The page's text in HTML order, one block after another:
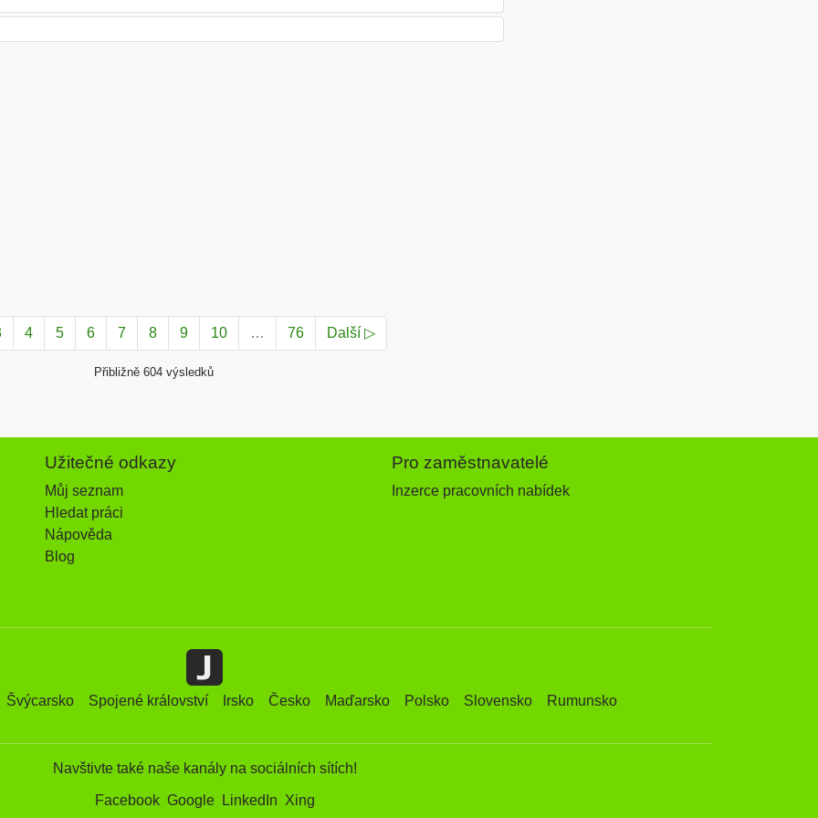
4 5 6 7 8 9 10 … 76 Další ▷
Přibližně 604 výsledků
Užitečné odkazy
Můj seznam
Hledat práci
Nápověda
Blog
Pro zaměstnavatelé
Inzerce pracovních nabídek
Švýcarsko Spojené království Irsko Česko Maďarsko Polsko Slovensko Rumunsko
Navštivte také naše kanály na sociálních sítích!
Facebook Google LinkedIn Xing